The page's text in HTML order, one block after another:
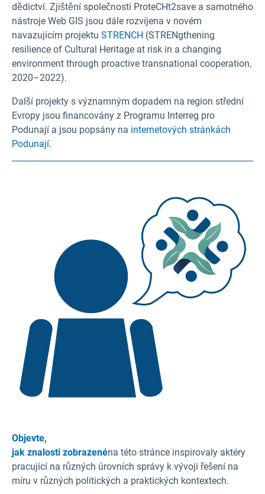
dědictví. Zjištění společnosti ProteCHt2save a samotného
nástroje Web GIS jsou dále rozvíjena v novém
navazujícím projektu STRENCH (STRENgthening
resilience of Cultural Heritage at risk in a changing
environment through proactive transnational cooperation,
2020–2022).
Další projekty s významným dopadem na region střední
Evropy jsou financovány z Programu Interreg pro
Podunají a jsou popsány na internetových stránkách
Podunají.
Objevte,
jak znalosti zobrazenéna této stránce inspirovaly aktéry
pracující na různých úrovních správy k vývoji řešení na
míru v různých politických a praktických kontextech.